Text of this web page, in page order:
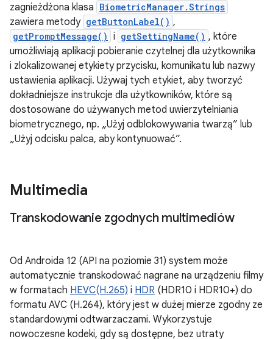
zagnieżdżona klasa BiometricManager.Strings
zawiera metody getButtonLabel() ,
getPromptMessage() i getSettingName() , które
umożliwiają aplikacji pobieranie czytelnej dla użytkownika
i zlokalizowanej etykiety przycisku, komunikatu lub nazwy
ustawienia aplikacji. Używaj tych etykiet, aby tworzyć
dokładniejsze instrukcje dla użytkowników, które są
dostosowane do używanych metod uwierzytelniania
biometrycznego, np. „Użyj odblokowywania twarzą” lub
„Użyj odcisku palca, aby kontynuować”.
Multimedia
Transkodowanie zgodnych multimediów
Od Androida 12 (API na poziomie 31) system może
automatycznie transkodować nagrane na urządzeniu filmy
w formatach HEVC(H.265) i HDR (HDR10 i HDR10+) do
formatu AVC (H.264), który jest w dużej mierze zgodny ze
standardowymi odtwarzaczami. Wykorzystuje
nowoczesne kodeki, gdy są dostępne, bez utraty